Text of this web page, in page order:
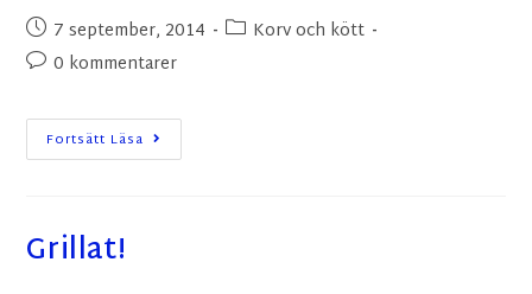
7 september, 2014
Korv och kött
0 kommentarer
Fortsätt Läsa
Grillat!